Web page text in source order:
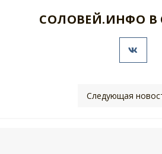
СОЛОВЕЙ.ИНФО В
Следующая